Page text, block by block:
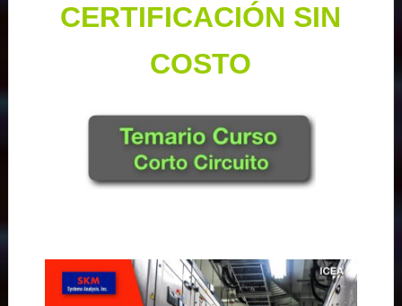
CERTIFICACIÓN SIN
COSTO